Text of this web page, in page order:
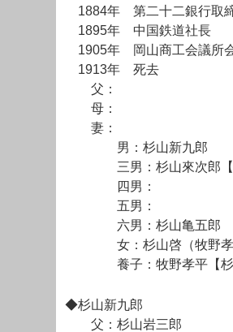
1884年 第二十二銀行取
1895年 中国鉄道社長
1905年 岡山商工会議所会
1913年 死去
父：
母：
妻：
男：杉山新九郎
三男：杉山來次郎【山
四男：
五男：
六男：杉山亀五郎
女：杉山啓（牧野孝平
養子：牧野孝平【杉山
◆杉山新九郎
父：杉山岩三郎